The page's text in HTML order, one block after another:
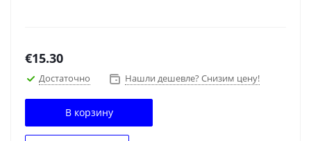
€15.30
Достаточно Нашли дешевле? Снизим цену!
В корзину